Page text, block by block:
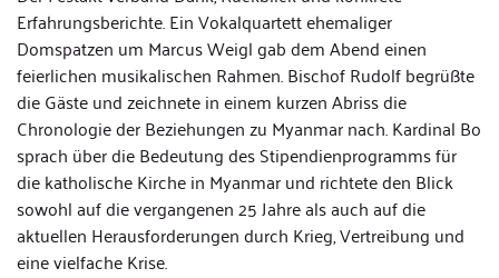
Erfahrungsberichte. Ein Vokalquartett ehemaliger
Domspatzen um Marcus Weigl gab dem Abend einen
feierlichen musikalischen Rahmen. Bischof Rudolf begrüßte
die Gäste und zeichnete in einem kurzen Abriss die
Chronologie der Beziehungen zu Myanmar nach. Kardinal Bo
sprach über die Bedeutung des Stipendienprogramms für
die katholische Kirche in Myanmar und richtete den Blick
sowohl auf die vergangenen 25 Jahre als auch auf die
aktuellen Herausforderungen durch Krieg, Vertreibung und
eine vielfache Krise.